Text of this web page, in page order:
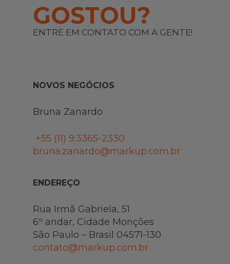
GOSTOU?
ENTRE EM CONTATO COM A GENTE!
NOVOS NEGÓCIOS
Bruna Zanardo
+55 (11) 9.3365-2330
bruna.zanardo@markup.com.br
ENDEREÇO
Rua Irmã Gabriela, 51
6º andar, Cidade Monções
São Paulo – Brasil 04571-130
contato@markup.com.br